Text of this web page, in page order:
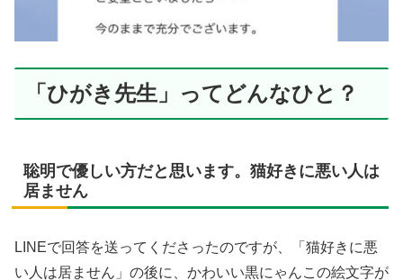
「ひがき先生」ってどんなひと？
聡明で優しい方だと思います。猫好きに悪い人は
居ません
LINEで回答を送ってくださったのですが、「猫好きに悪
い人は居ません」の後に、かわいい黒にゃんこの絵文字が